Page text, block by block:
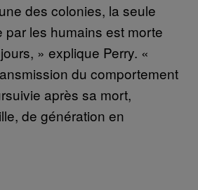
des colonies, la seule
par les humains est morte
» explique Perry. «
du comportement
après sa mort,
de génération en